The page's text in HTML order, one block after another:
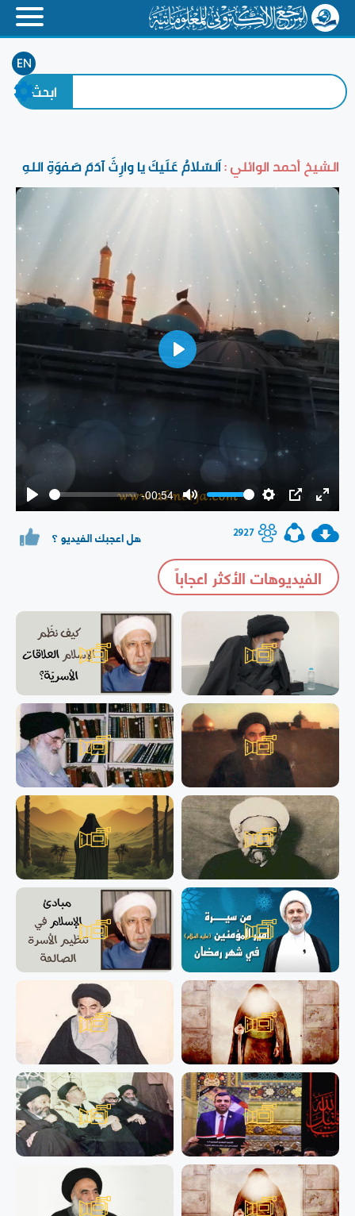
EN
الشيخ أحمد الوائلي :اَلسّلامُ عَلَيكَ يا وارِثَ آدَمَ صَفوَةِ اللهِ
Play
-00:54
Mute
Settings
PIP Enter
Play
2927 هل اعجبك الفيديو ؟
الفيديوهات الأكثر اعجاباً